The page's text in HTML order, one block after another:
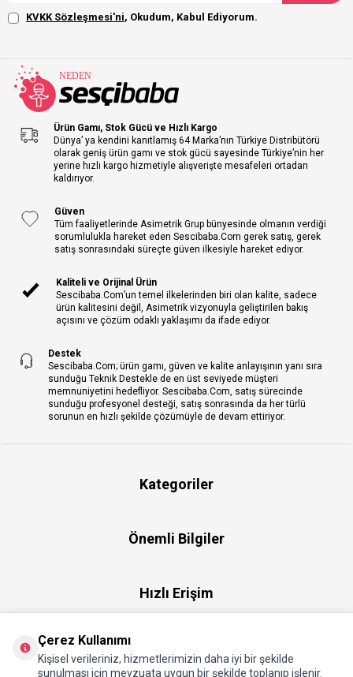
KVKK Sözleşmesi'ni, Okudum, Kabul Ediyorum.
Ürün Gamı, Stok Gücü ve Hızlı Kargo
Dünya’ ya kendini kanıtlamış 64 Marka’nın Türkiye Distribütörü
olarak geniş ürün gamı ve stok gücü sayesinde Türkiye’nin her
yerine hızlı kargo hizmetiyle alışverişte mesafeleri ortadan
kaldırıyor.
Güven
Tüm faaliyetlerinde Asimetrik Grup bünyesinde olmanın verdiği
sorumlulukla hareket eden Sescibaba.Com gerek satış, gerek
satış sonrasındaki süreçte güven ilkesiyle hareket ediyor.
Kaliteli ve Orijinal Ürün
Sescibaba.Com’un temel ilkelerinden biri olan kalite, sadece
ürün kalitesini değil, Asimetrik vizyonuyla geliştirilen bakış
açısını ve çözüm odaklı yaklaşımı da ifade ediyor.
Destek
Sescibaba.Com; ürün gamı, güven ve kalite anlayışının yanı sıra
sunduğu Teknik Destekle de en üst seviyede müşteri
memnuniyetini hedefliyor. Sescibaba.Com, satış sürecinde
sunduğu profesyonel desteği, satış sonrasında da her türlü
sorunun en hızlı şekilde çözümüyle de devam ettiriyor.
Kategoriler
Önemli Bilgiler
Hızlı Erişim
Çerez Kullanımı
Kişisel verileriniz, hizmetlerimizin daha iyi bir şekilde
sunulması için mevzuata uygun bir şekilde toplanıp işlenir.